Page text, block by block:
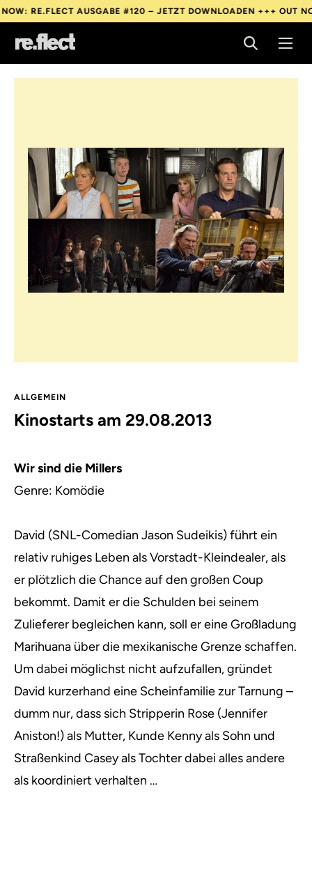
AUSGABE #120 – JETZT DOWNLOADEN +++OUT NOW:
AUSGABE #120 – JETZT DOWNLOADEN +++
ALLGEMEIN
Kinostarts am 29.08.2013
Wir sind die Millers
Genre: Komödie
David (SNL-Comedian Jason Sudeikis) führt ein
relativ ruhiges Leben als Vorstadt-Kleindealer, als
er plötzlich die Chance auf den großen Coup
bekommt. Damit er die Schulden bei seinem
Zulieferer begleichen kann, soll er eine Großladung
Marihuana über die mexikanische Grenze schaffen.
Um dabei möglichst nicht aufzufallen, gründet
David kurzerhand eine Scheinfamilie zur Tarnung –
dumm nur, dass sich Stripperin Rose (Jennifer
Aniston!) als Mutter, Kunde Kenny als Sohn und
Straßenkind Casey als Tochter dabei alles andere
als koordiniert verhalten …